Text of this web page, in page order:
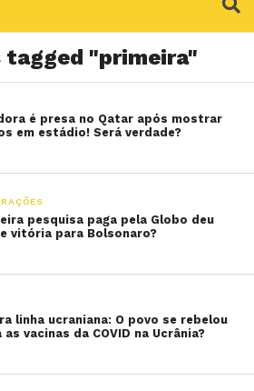
"primeira"
é presa no Qatar após mostrar
em estádio! Será verdade?
pesquisa paga pela Globo deu
vitória para Bolsonaro?
linha ucraniana: O povo se rebelou
vacinas da COVID na Ucrânia?